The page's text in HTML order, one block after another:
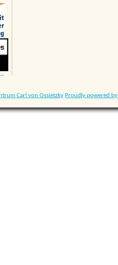
Carl von Ossietzky Proudly powered